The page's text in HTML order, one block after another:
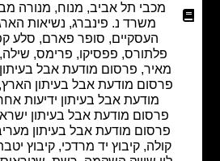
מכבי תל אביב,מנוח,מנורה מבטחים,
משרד נ. פינברג, נשיאות הארגונים
העסקיים,סופר פארם,סלע קפיטל,
פלתורס,פפסיקו ,פרימס, שילה, גבעון,
פרסום מודעת אבל בעיתון גלובס,
פרסום מודעת אבל בעיתון הארץ,פרסום
מודעת אבל בעיתון ידיעות אחרונות,
פרסום מודעת אבל בעיתון ישראל היום,
פרסום מודעת אבל בעיתון מעריב, קוקה
קיבוץ יד מרדכי, קיבוץ יטבתה,רמי